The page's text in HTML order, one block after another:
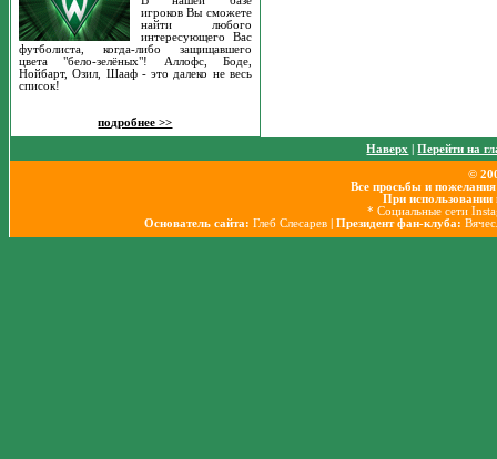
игроков Вы сможете
найти любого
интересующего Вас
футболиста, когда-либо защищавшего
цвета "бело-зелёных"! Аллофс, Боде,
Нойбарт, Озил, Шааф - это далеко не весь
список!
подробнее >>
Наверх |Перейти на
©
Все просьбы и
При использовании
* Социальные сети
Основатель сайта: Глеб Слесарев | Президент фан-клуба: